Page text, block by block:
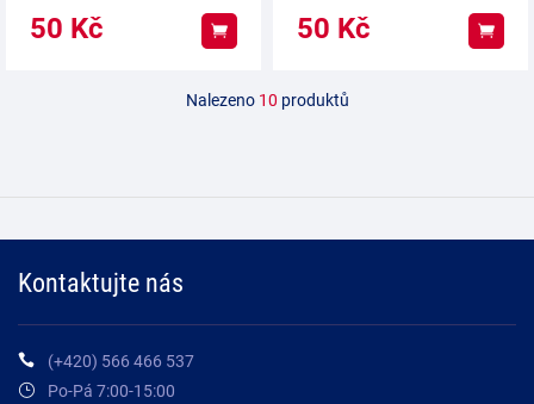
50 Kč Koupit 50 Kč
Nalezeno 10 produktů
Kontaktujte nás
(+420) 566 466 537
Po-Pá 7:00-15:00